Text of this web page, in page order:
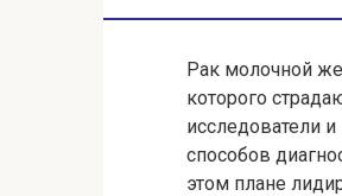
Рак молочной
которого
исследователи
способов
этом плане